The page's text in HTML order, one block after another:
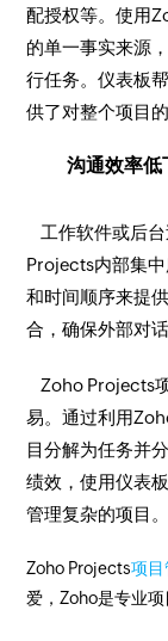
配授权等。使用
的单一事实来源
行任务。仪表板
供了对整个项目
沟通效率低
工作软件或后
Projects内部集
和时间顺序来提
合，确保外部对
Zoho Projects
易。通过利用
目分解为任务并
绩效，使用仪表
管理复杂的项目。
Zoho Projects项
爱，Zoho是专业项